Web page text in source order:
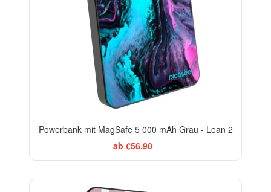
Powerbank mit MagSafe 5 000 mAh Grau - Lean 2
ab €56,90